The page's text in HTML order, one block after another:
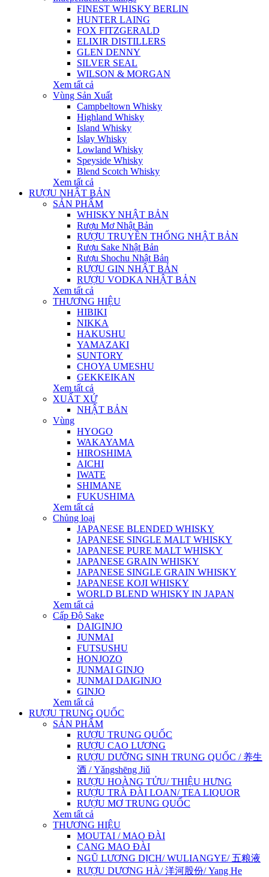
FINEST WHISKY BERLIN
HUNTER LAING
FOX FITZGERALD
ELIXIR DISTILLERS
GLEN DENNY
SILVER SEAL
WILSON & MORGAN
Xem tất cả
Vùng Sản Xuất
Campbeltown Whisky
Highland Whisky
Island Whisky
Islay Whisky
Lowland Whisky
Speyside Whisky
Blend Scotch Whisky
Xem tất cả
RƯỢU NHẬT BẢN
SẢN PHẨM
WHISKY NHẬT BẢN
Rượu Mơ Nhật Bản
RƯỢU TRUYỀN THỐNG NHẬT BẢN
Rượu Sake Nhật Bản
Rượu Shochu Nhật Bản
RƯỢU GIN NHẬT BẢN
RƯỢU VODKA NHẬT BẢN
Xem tất cả
THƯƠNG HIỆU
HIBIKI
NIKKA
HAKUSHU
YAMAZAKI
SUNTORY
CHOYA UMESHU
GEKKEIKAN
Xem tất cả
XUẤT XỨ
NHẬT BẢN
Vùng
HYOGO
WAKAYAMA
HIROSHIMA
AICHI
IWATE
SHIMANE
FUKUSHIMA
Xem tất cả
Chủng loại
JAPANESE BLENDED WHISKY
JAPANESE SINGLE MALT WHISKY
JAPANESE PURE MALT WHISKY
JAPANESE GRAIN WHISKY
JAPANESE SINGLE GRAIN WHISKY
JAPANESE KOJI WHISKY
WORLD BLEND WHISKY IN JAPAN
Xem tất cả
Cấp Độ Sake
DAIGINJO
JUNMAI
FUTSUSHU
HONJOZO
JUNMAI GINJO
JUNMAI DAIGINJO
GINJO
Xem tất cả
RƯỢU TRUNG QUỐC
SẢN PHẨM
RƯỢU TRUNG QUỐC
RƯỢU CAO LƯƠNG
RƯỢU DƯỠNG SINH TRUNG QUỐC / 养生
酒 / Yǎngshēng Jiǔ
RƯỢU HOÀNG TỬU/ THIỆU HƯNG
RƯỢU TRÀ ĐÀI LOAN/ TEA LIQUOR
RƯỢU MƠ TRUNG QUỐC
Xem tất cả
THƯƠNG HIỆU
MOUTAI / MAO ĐÀI
CANG MAO ĐÀI
NGŨ LƯƠNG DỊCH/ WULIANGYE/ 五粮液
RƯỢU DƯƠNG HÀ/ 洋河股份/ Yang He